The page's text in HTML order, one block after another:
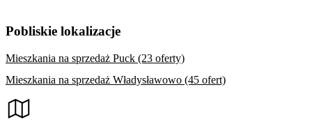
Pobliskie lokalizacje
Mieszkania na sprzedaż Puck (23 oferty)
Mieszkania na sprzedaż Władysławowo (45 ofert)